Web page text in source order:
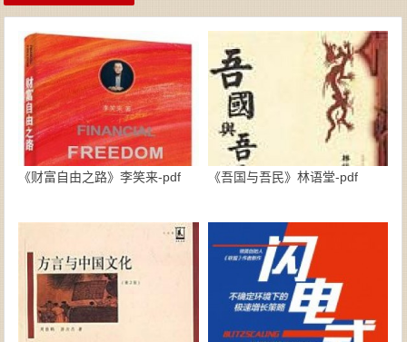
《财富自由之路》李笑来-pdf 《吾国与吾民》林语堂-pdf